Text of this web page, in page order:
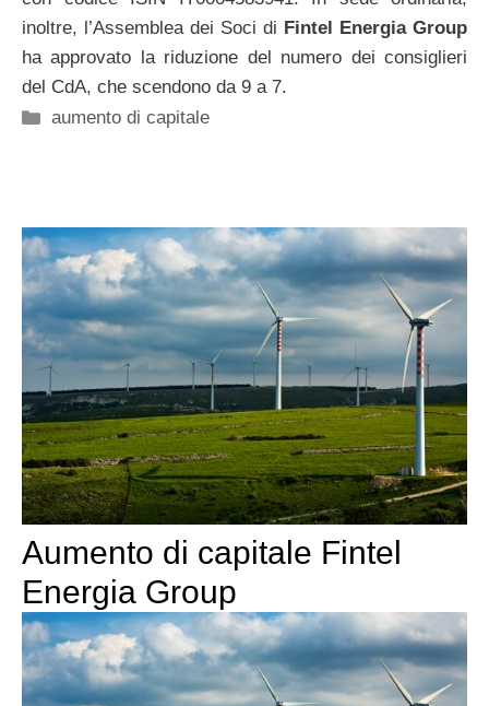
inoltre, l’Assemblea dei Soci di Fintel Energia Group
ha approvato la riduzione del numero dei consiglieri
del CdA, che scendono da 9 a 7.
Categorie
aumento di capitale
Aumento di capitale Fintel
Energia Group